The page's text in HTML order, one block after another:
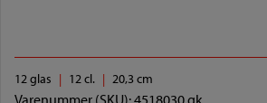
12 glas 12 cl. 20,3 cm
Varenummer (SKU):4518030.gk